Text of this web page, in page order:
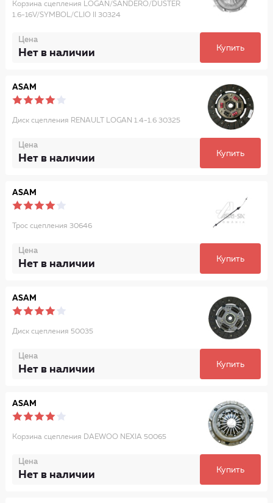
Корзина сцепления LOGAN/SANDERO/DUSTER
1.6-16V/SYMBOL/CLIO II 30324
Цена
Нет в наличии Купить
ASAM
Диск сцепления RENAULT LOGAN 1.4-1.6 30325
Цена
Нет в наличии Купить
ASAM
Трос сцепления 30646
Цена
Нет в наличии Купить
ASAM
Диск сцепления 50035
Цена
Нет в наличии Купить
ASAM
Корзина сцепления DAEWOO NEXIA 50065
Цена
Нет в наличии Купить